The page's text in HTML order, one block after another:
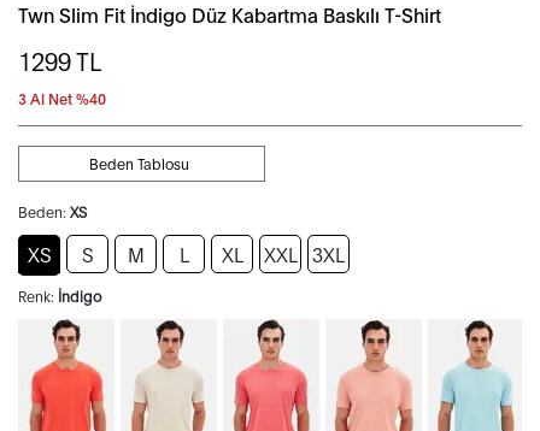
Twn Slim Fit İndigo Düz Kabartma Baskılı T-Shirt
1299TL
3 Al Net %40
Beden: XS
Beden Tablosu
XS S M L XL XXL 3XL
Renk: İndigo